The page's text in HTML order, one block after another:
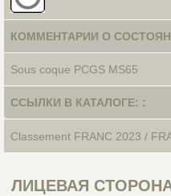
КОММЕНТАРИИ О
Sous coque PCGS MS65
ССЫЛКИ В КАТАЛОГЕ: :
Classement FRANC 2023 /
ЛИЦЕВАЯ